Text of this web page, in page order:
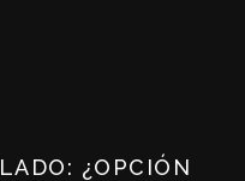
¿OPCIÓN